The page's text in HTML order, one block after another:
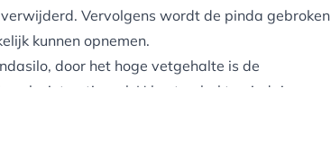
Vervolgens wordt de pinda gebroken
kunnen opnemen.
door het hoge vetgehalte is de
ook niet optimaal. U kunt gehakte pinda’s
op de grond verstrekken. Gehakte pinda’s zijn